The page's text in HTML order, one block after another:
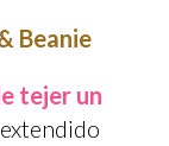
Beanie
tejer un